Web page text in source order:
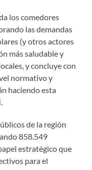
los comedores
las demandas
(y otros actores
más saludable y
y concluye con
normativo y
haciendo esta
de la región
858.549
estratégico que
para el